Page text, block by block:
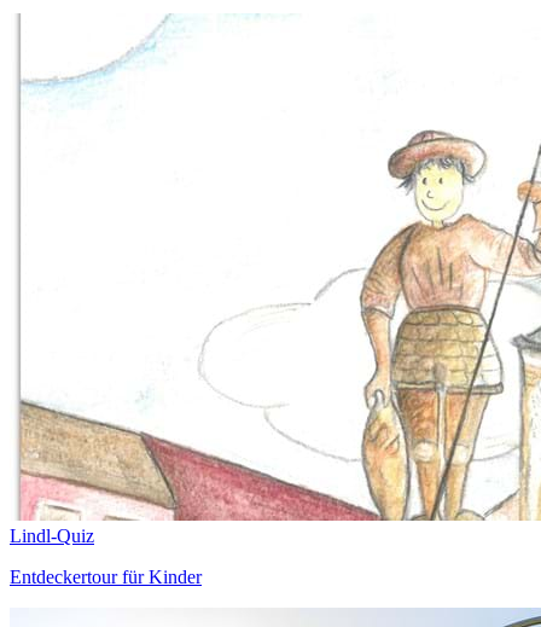
Lindl-Quiz
Entdeckertour für Kinder